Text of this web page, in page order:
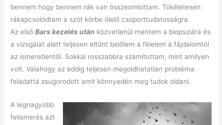
bennem hogy bennem rák van összeomlottam. Tökéletesen
rákapcsolódtam a szót körbe ölelő csoporttudatosságra.
Az elsőBars kezelés után közvetlenül mentem a biopsziára és
a vizsgálat alatt teljesen eltűnt belőlem a félelem a fájdalomtól
az ismeretlentől. Sokkal rosszabbra számítottam, mint amilyen
volt. Valahogy az eddig teljesen megoldhatatlan probléma
feladattá zsugorodott amit könnyedén meg tudok oldani.
A legnagyobb
felismerés azt